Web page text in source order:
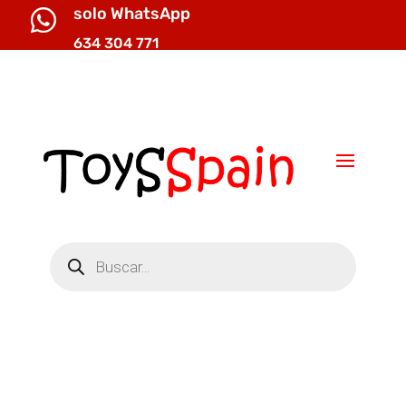
 solo WhatsApp
634 304 771
productos